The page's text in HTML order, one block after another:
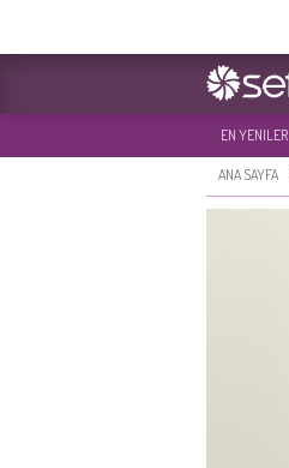
EN YENILER
ANA SAYFA